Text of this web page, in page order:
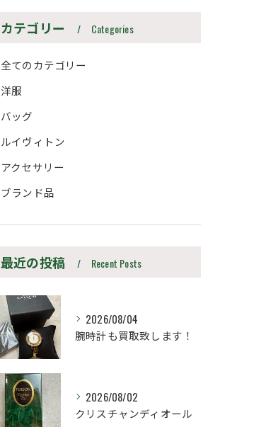
カテゴリー Categories
全てのカテゴリー
洋服
バッグ
ルイヴィトン
アクセサリー
ブランド品
最近の投稿 Recent Posts
2026/08/04
腕時計も買取致します！
2026/08/02
クリスチャンディオール